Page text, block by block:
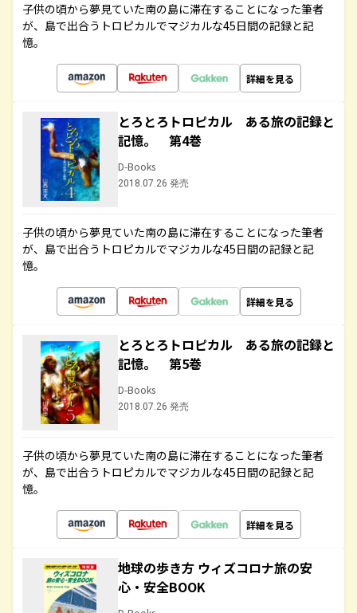
子供の頃から夢見ていた南の島に滞在することになった筆者
が、島で出合うトロピカルでマジカルな45日間の記録と記
憶。
詳細を見る
とろとろトロピカル ある旅の記録と
記憶。 第4巻
D-Books
2018.07.26 発売
子供の頃から夢見ていた南の島に滞在することになった筆者
が、島で出合うトロピカルでマジカルな45日間の記録と記
憶。
詳細を見る
とろとろトロピカル ある旅の記録と
記憶。 第5巻
D-Books
2018.07.26 発売
子供の頃から夢見ていた南の島に滞在することになった筆者
が、島で出合うトロピカルでマジカルな45日間の記録と記
憶。
詳細を見る
地球の歩き方 ウィズコロナ旅の安
心・安全BOOK